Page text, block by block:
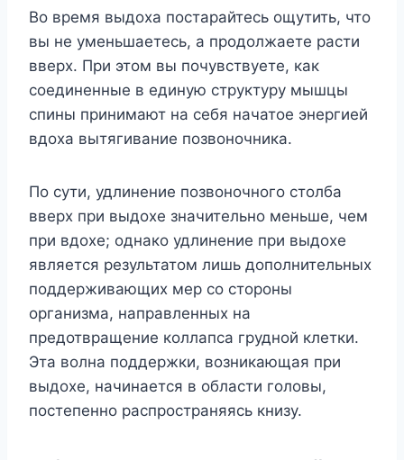
Во время выдоха постарайтесь ощутить, что
вы не уменьшаетесь, а продолжаете расти
вверх. При этом вы почувствуете, как
соединенные в единую структуру мышцы
спины принимают на себя начатое энергией
вдоха вытягивание позвоночника.
По сути, удлинение позвоночного столба
вверх при выдохе значительно меньше, чем
при вдохе; однако удлинение при выдохе
является результатом лишь дополнительных
поддерживающих мер со стороны
организма, направленных на
предотвращение коллапса грудной клетки.
Эта волна поддержки, возникающая при
выдохе, начинается в области головы,
постепенно распространяясь книзу.